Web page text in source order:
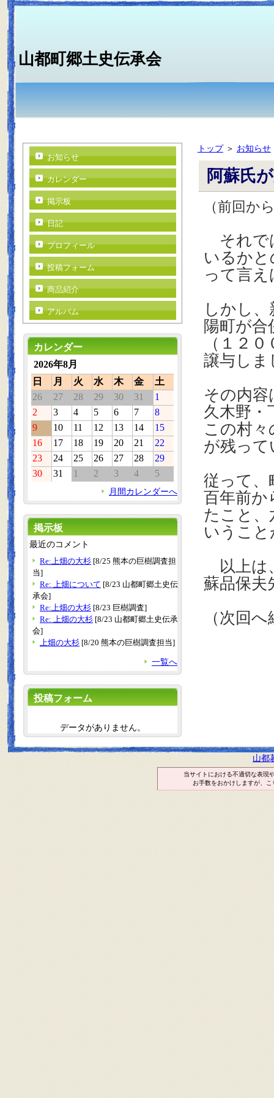
山都町郷土史伝承会
トップ＞ お知らせ
阿蘇氏
（前回か
それで
いるかと
って言
しかし
陽町が
（１２
譲与しま
その内容
久木野・
この村
が残って
従って、
百年前か
たこと、
いうこ
以上は
蘇品保夫
（次回
お知らせ
カレンダー
掲示板
日記
プロフィール
投稿フォーム
商品紹介
アルバム
カレンダー
2026年8月
日
月 火 水 木 金
土
26
27 28 29 30 31
1
2
3 4 5 6 7
8
9
10 11 12 13 14
15
16
17 18 19 20 21
22
23
24 25 26 27 28
29
30
31 1 2 3 4 5
月間カレンダーへ
掲示板
最近のコメント
Re:上畑の大杉 [8/25 熊本の巨樹調査担
当]
Re: 上畑について [8/23 山都町郷土史伝
承会]
Re:上畑の大杉 [8/23 巨樹調査]
Re: 上畑の大杉 [8/23 山都町郷土史伝承
会]
上畑の大杉 [8/20 熊本の巨樹調査担当]
一覧へ
投稿フォーム
データがありません。
山都
当サイトにおける不適切な表現
お手数をおかけしますが、こ